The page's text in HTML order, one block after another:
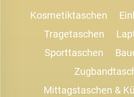
Kosmetiktaschen
Tragetaschen
Sporttaschen
Mittagstaschen &